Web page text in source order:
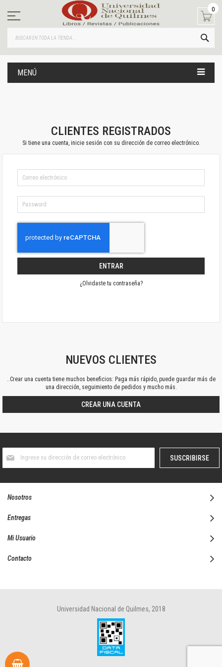
contenido
0
MENÚ
CLIENTES REGISTRADOS
Si tiene una cuenta, inicie sesión con su dirección de correo electrónico.
ENTRAR
¿Olvidaste tu contraseña?
NUEVOS CLIENTES
..Crear una cuenta tiene muchos beneficios: Paga más rápido, puede guardar más de
una dirección, seguimiento de pedidos y mucho más.
CREAR UNA CUENTA
boletín
SUSCRIBIRSE
Nosotros
Entregas
Mi Usuario
Contacto
Universidad Nacional de Quilmes, 2018